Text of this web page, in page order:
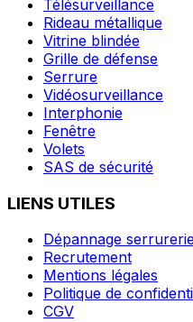
Télésurveillance
Rideau métallique
Vitrine blindée
Grille de défense
Serrure
Vidéosurveillance
Interphonie
Fenêtre
Volets
SAS de sécurité
LIENS UTILES
Dépannage
Recrutement
Mentions légales
Politique de
CGV